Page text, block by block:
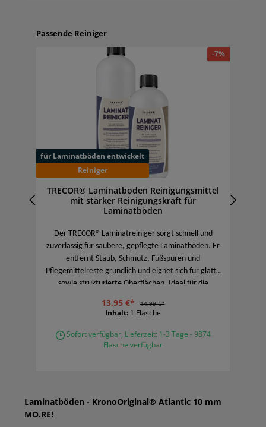
Passende Reiniger
-7%
für Laminatböden entwickelt
Reiniger
TRECOR® Laminatboden Reinigungsmittel
mit starker Reinigungskraft für
Laminatböden
Der TRECOR® Laminatreiniger sorgt schnell und
zuverlässig für saubere, gepflegte Laminatböden. Er
entfernt Staub, Schmutz, Fußspuren und
Pflegemittelreste gründlich und eignet sich für glatte
sowie strukturierte Oberflächen. Ideal für die
weiteren Pflegebehandlungen.
13,95 €* 14,99 €*
Inhalt: 1 Flasche
Sofort verfügbar, Lieferzeit: 1-3 Tage - 9874
Flasche verfügbar
Laminatböden - KronoOriginal® Atlantic 10 mm
MO.RE!